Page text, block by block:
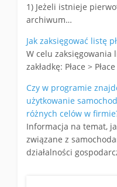
1) Jeżeli istnieje
archiwum…
Jak zaksięgować listę
W celu zaksięgowania
zakładkę: Płace >
Czy w programie
użytkowanie
różnych celów w
Informacja na temat,
związane z
działalności